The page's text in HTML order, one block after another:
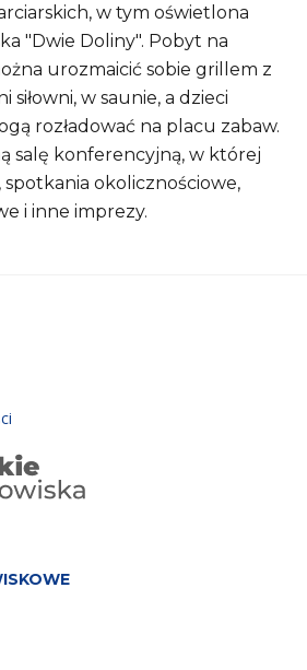
w tym oświetlona
"Dwie Doliny". Pobyt na
urozmaicić sobie grillem z
siłowni, w saunie, a dzieci
rozładować na placu zabaw.
salę konferencyjną, w której
okolicznościowe,
i inne imprezy.